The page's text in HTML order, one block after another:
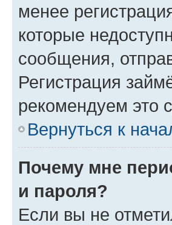
менее
которые
сообщения,
Регистрация
рекомендуем это
Вернуться к
Почему мне
и пароля?
Если вы не